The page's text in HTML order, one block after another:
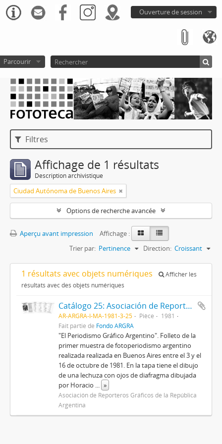
Ouverture de session
Parcourir
Filtres
Affichage de 1 résultats
Description archivistique
Ciudad Autónoma de Buenos Aires
Options de recherche avancée
Aperçu avant impression
Affichage :
Trier par: Pertinence Direction: Croissant
1 résultats avec objets numériques
Afficher les
résultats avec des objets numériques
Catálogo 25: Asociación de Reporteros Gráficos de la República Argentina
AR-ARGRA-I-MA-1981-3-25 Pièce
1981
Fait partie de Fondo ARGRA
"El Periodismo Gráfico Argentino". Folleto de la
primer muestra de fotoperiodismo argentino
realizada realizada en Buenos Aires entre el 3 y el
16 de octubre de 1981. En la tapa tiene el dibujo
de una lechuza con ojos de diafragma dibujada
por Horacio ... »
Asociación de Reporteros Gráficos de la República
Argentina